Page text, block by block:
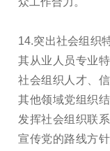
14.突出社会组织
其从业人员专业
社会组织人才、
其他领域党组织
发挥社会组织联
宣传党的路线方